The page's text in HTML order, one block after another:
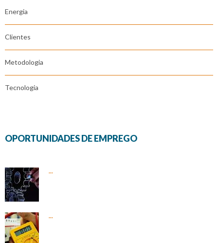
Energia
Clientes
Metodologia
Tecnologia
OPORTUNIDADES DE EMPREGO
...
...